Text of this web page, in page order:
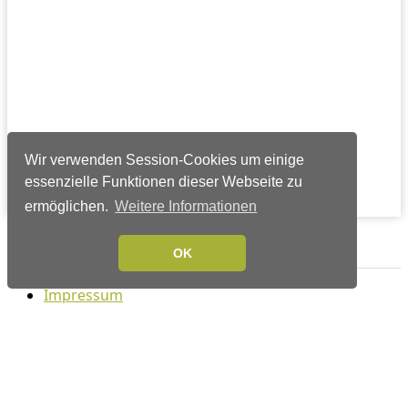
Wir verwenden Session-Cookies um einige
essenzielle Funktionen dieser Webseite zu
ermöglichen. Weitere Informationen
OK
Verlags-Service
Impressum